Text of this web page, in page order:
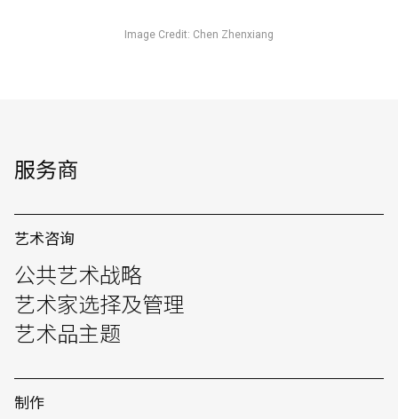
Image Credit: Chen Zhenxiang
服务商
艺术咨询
公共艺术战略
艺术家选择及管理
艺术品主题
制作